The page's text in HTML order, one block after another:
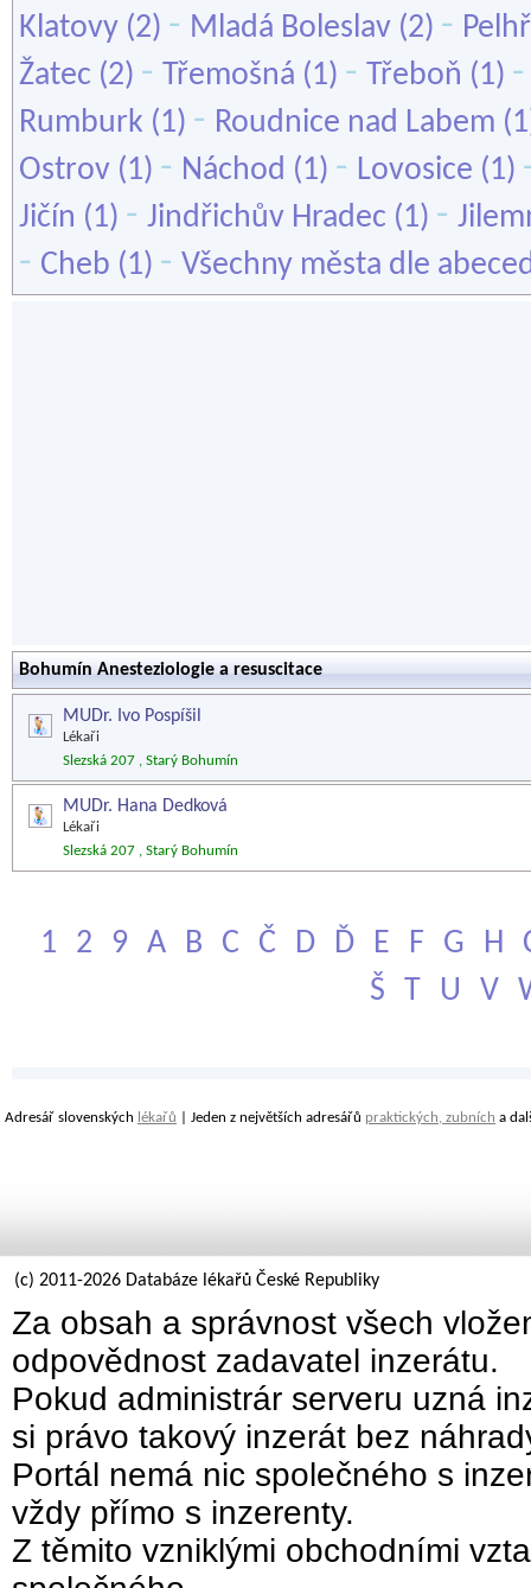
Klatovy (2) - Mladá Boleslav (2) -
Žatec (2) - Třemošná (1) - Třeboň (1)
Rumburk (1) - Roudnice nad Labem
Ostrov (1) - Náchod (1) - Lovosice (1)
Jičín (1) - Jindřichův Hradec (1) -
- Cheb (1) - Všechny města dle
Bohumín Anesteziologie a resuscitace
MUDr. Ivo Pospíšil
Lékaři
Slezská 207 , Starý Bohumín
MUDr. Hana Dedková
Lékaři
Slezská 207 , Starý Bohumín
1 2 9 A B C Č D Ď E F G H
Š
T U V
Adresář slovenských lékařů | Jeden z největších adresářů praktických, zubních a
(c) 2011-2026 Databáze lékařů České Republiky
Za obsah a správnost všech
odpovědnost zadavatel inzerátu.
Pokud administrár serveru uzná
si právo takový inzerát bez
Portál nemá nic společného s
vždy přímo s inzerenty.
Z těmito vzniklými obchodními